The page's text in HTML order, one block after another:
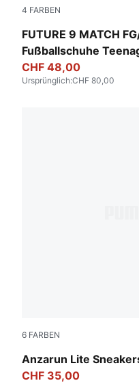
4 FARBEN
FUTURE 9 MATCH
Fußballschuhe
Glowing Red-PUMA
CHF 48,00
Ursprünglich:CHF 80,00
6 FARBEN
Anzarun Lite
PUMA White-PUMA
CHF 35,00